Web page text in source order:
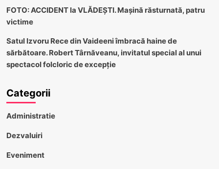
FOTO: ACCIDENT la VLĂDEȘTI. Mașină răsturnată, patru
victime
Satul Izvoru Rece din Vaideeni îmbracă haine de
sărbătoare. Robert Târnăveanu, invitatul special al unui
spectacol folcloric de excepție
Categorii
Administratie
Dezvaluiri
Eveniment